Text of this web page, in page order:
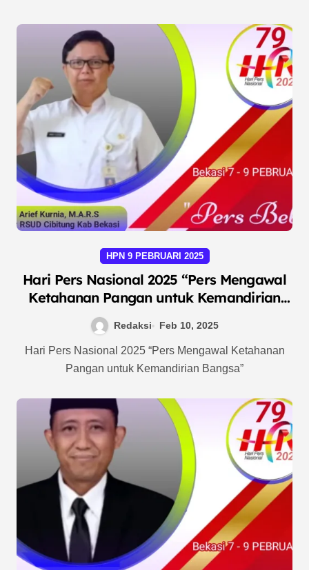
HPN 9 PEBRUARI 2025
Hari Pers Nasional 2025 “Pers Mengawal
Ketahanan Pangan untuk Kemandirian
Redaksi Feb 10, 2025
Hari Pers Nasional 2025 “Pers Mengawal Ketahanan
Pangan untuk Kemandirian Bangsa”